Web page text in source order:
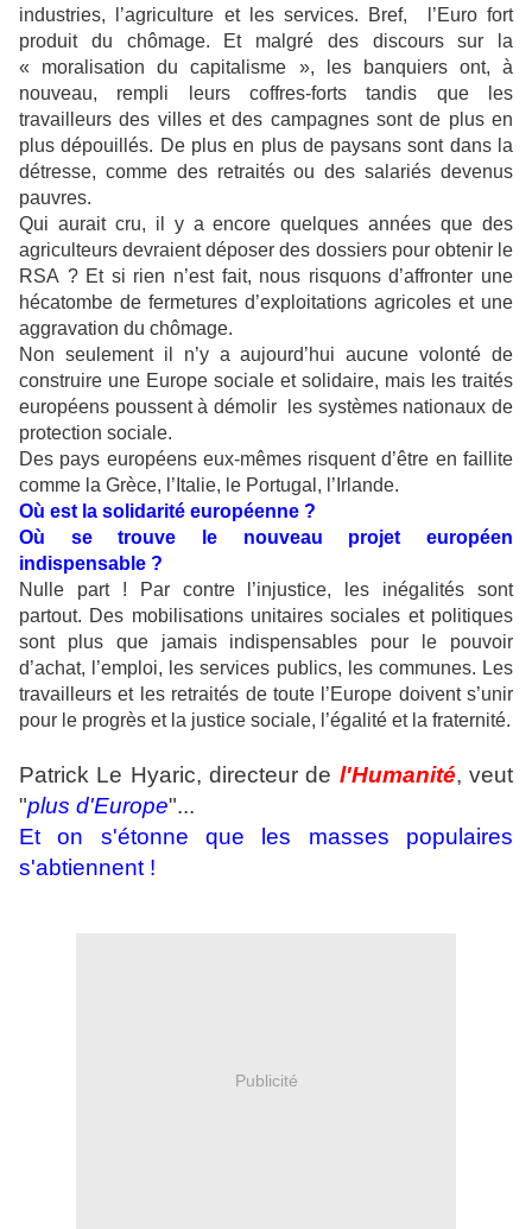
industries, l’agriculture et les services. Bref, l’Euro fort
produit du chômage. Et malgré des discours sur la
« moralisation du capitalisme », les banquiers ont, à
nouveau, rempli leurs coffres-forts tandis que les
travailleurs des villes et des campagnes sont de plus en
plus dépouillés. De plus en plus de paysans sont dans la
détresse, comme des retraités ou des salariés devenus
pauvres.
Qui aurait cru, il y a encore quelques années que des
agriculteurs devraient déposer des dossiers pour obtenir le
RSA ? Et si rien n’est fait, nous risquons d’affronter une
hécatombe de fermetures d’exploitations agricoles et une
aggravation du chômage.
Non seulement il n’y a aujourd’hui aucune volonté de
construire une Europe sociale et solidaire, mais les traités
européens poussent à démolir les systèmes nationaux de
protection sociale.
Des pays européens eux-mêmes risquent d’être en faillite
comme la Grèce, l’Italie, le Portugal, l’Irlande.
Où est la solidarité européenne ?
Où se trouve le nouveau projet européen
indispensable ?
Nulle part ! Par contre l’injustice, les inégalités sont
partout. Des mobilisations unitaires sociales et politiques
sont plus que jamais indispensables pour le pouvoir
d’achat, l’emploi, les services publics, les communes. Les
travailleurs et les retraités de toute l’Europe doivent s’unir
pour le progrès et la justice sociale, l’égalité et la fraternité.
Patrick Le Hyaric, directeur de l'Humanité, veut
"plus d'Europe"...
Et on s'étonne que les masses populaires
s'abtiennent !
Publicité